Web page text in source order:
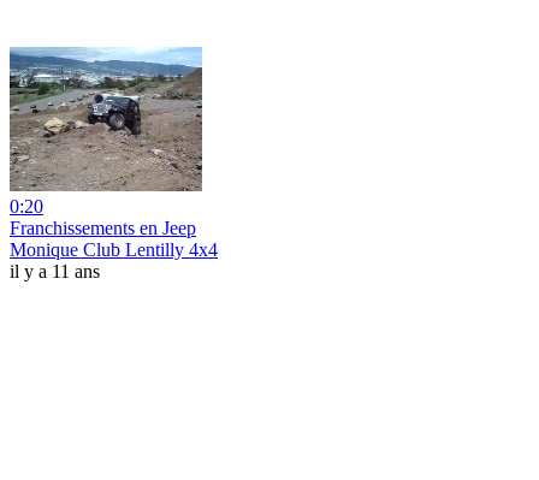
0:20
Franchissements en Jeep
Monique Club Lentilly 4x4
il y a 11 ans